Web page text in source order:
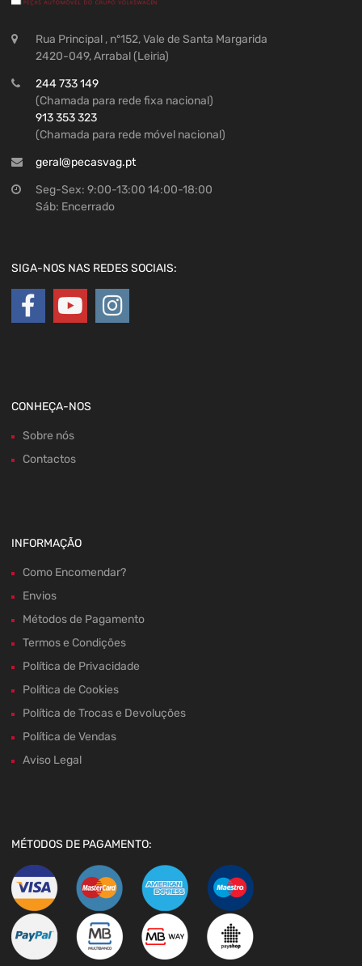
Rua Principal , nº152, Vale de Santa Margarida
2420-049, Arrabal (Leiria)
244 733 149
(Chamada para rede fixa nacional)
913 353 323
(Chamada para rede móvel nacional)
geral@pecasvag.pt
Seg-Sex: 9:00-13:00 14:00-18:00
Sáb: Encerrado
SIGA-NOS NAS REDES SOCIAIS:
CONHEÇA-NOS
Sobre nós
Contactos
INFORMAÇÃO
Como Encomendar?
Envios
Métodos de Pagamento
Termos e Condições
Política de Privacidade
Política de Cookies
Política de Trocas e Devoluções
Política de Vendas
Aviso Legal
MÉTODOS DE PAGAMENTO: